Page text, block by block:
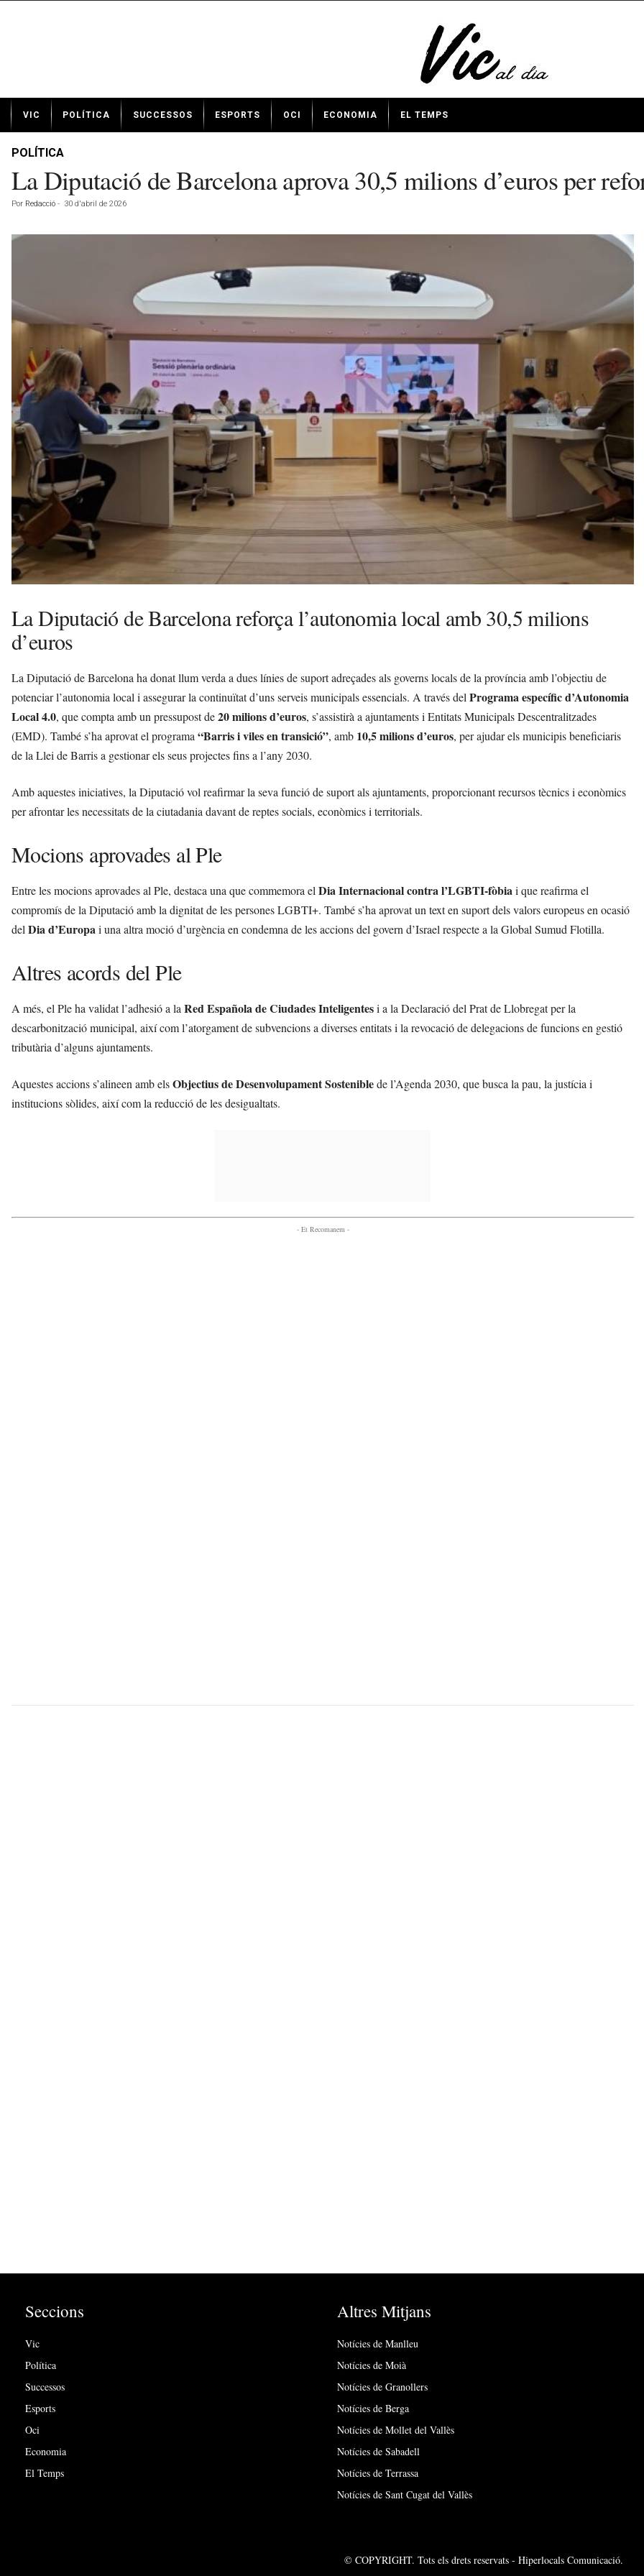
t
VIC POLÍTICA SUCCESSOS ESPORTS OCI ECONOMIA EL TEMPS
POLÍTICA
La Diputació de Barcelona aprova 30,5 milions d’euros per
Por Redacció - 30 d'abril de 2026
La Diputació de Barcelona reforça l’autonomia local amb 30,5 milions
d’euros
La Diputació de Barcelona ha donat llum verda a dues línies de suport adreçades als governs locals de la província amb l’objectiu de
potenciar l’autonomia local i assegurar la continuïtat d’uns serveis municipals essencials. A través delPrograma específic d’Autonomia
Local 4.0, que compta amb un pressupost de20 milions d’euros, s’assistirà a ajuntaments i Entitats Municipals Descentralitzades
(EMD). També s’ha aprovat el programa“Barris i viles en transició”, amb 10,5 milions d’euros, per ajudar els municipis beneficiaris
de la Llei de Barris a gestionar els seus projectes fins a l’any 2030.
Amb aquestes iniciatives, la Diputació vol reafirmar la seva funció de suport als ajuntaments, proporcionant recursos tècnics i econòmics
per afrontar les necessitats de la ciutadania davant de reptes socials, econòmics i territorials.
Mocions aprovades al Ple
Entre les mocions aprovades al Ple, destaca una que commemora elDia Internacional contra l’LGBTI-fòbiai que reafirma el
compromís de la Diputació amb la dignitat de les persones LGBTI+. També s’ha aprovat un text en suport dels valors europeus en ocasió
delDia d’Europai una altra moció d’urgència en condemna de les accions del govern d’Israel respecte a la Global Sumud Flotilla.
Altres acords del Ple
A més, el Ple ha validat l’adhesió a laRed Española de Ciudades Inteligentesi a la Declaració del Prat de Llobregat per la
descarbonització municipal, així com l’atorgament de subvencions a diverses entitats i la revocació de delegacions de funcions en gestió
tributària d’alguns ajuntaments.
Aquestes accions s’alineen amb elsObjectius de Desenvolupament Sosteniblede l’Agenda 2030, que busca la pau, la justícia i
institucions sòlides, així com la reducció de les desigualtats.
- Et Recomanem -
Seccions
Vic
Política
Successos
Esports
Oci
Economia
El Temps
Altres Mitjans
Notícies de Manlleu
Notícies de Moià
Notícies de Granollers
Notícies de Berga
Notícies de Mollet del Vallès
Notícies de Sabadell
Notícies de Terrassa
Notícies de Sant Cugat del Vallès
© COPYRIGHT. Tots els drets reservats - Hiperlocals Comunicació.